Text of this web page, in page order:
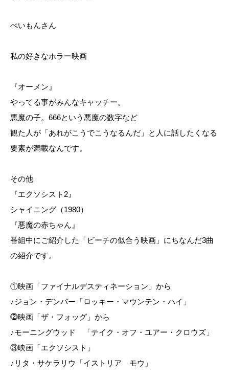
ぺいもんさん
私の好きなホラー映画
『オーメン』
やってる事がみんなキャッチー。
悪魔の子。666という悪魔の数字など
観た人が「あれがこうでこうなるんだ」と人に話したくなる
要素が満載なんです。
その他
『エクソシスト2』
シャイニング（1980）
『悪魔の赤ちゃん』
番組中にご紹介した「ビーチの似合う映画」にちなんだ3曲
の紹介です。
①映画「ファイナルデスティネーション」から
♪ジョン・デンバー「ロッキー・マウンテン・ハイ」
⓶映画「ザ・フォッグ」から
♪モーニングウッド 「テイク・オフ・ユアー・クロウズ」
③映画「エクソシスト」
♪リタ・サケラリウ「イストリア モウ」